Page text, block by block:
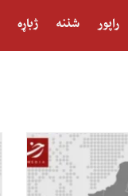
راپور شننه ژباړه